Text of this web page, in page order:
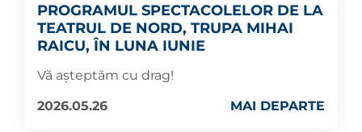
PROGRAMUL SPECTACOLELOR DE LA
TEATRUL DE NORD, TRUPA MIHAI
RAICU, ÎN LUNA IUNIE
Vă așteptăm cu drag!
2026.05.26
MAI DEPARTE